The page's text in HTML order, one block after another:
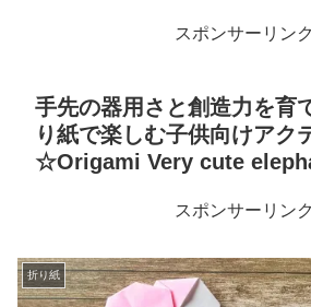
スポンサーリンク
手先の器用さと創造力を育
り紙で楽しむ子供向けアク
☆Origami Very cute
スポンサーリンク
折り紙